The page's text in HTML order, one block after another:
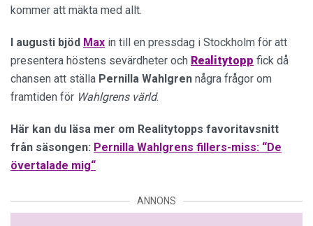
kommer att mäkta med allt.
I augusti bjöd Max in till en pressdag i Stockholm för att
presentera höstens sevärdheter och Realitytopp fick då
chansen att ställa Pernilla Wahlgren några frågor om
framtiden för Wahlgrens värld.
Här kan du läsa mer om Realitytopps favoritavsnitt
från säsongen: Pernilla Wahlgrens fillers-miss: “De
övertalade mig“
ANNONS